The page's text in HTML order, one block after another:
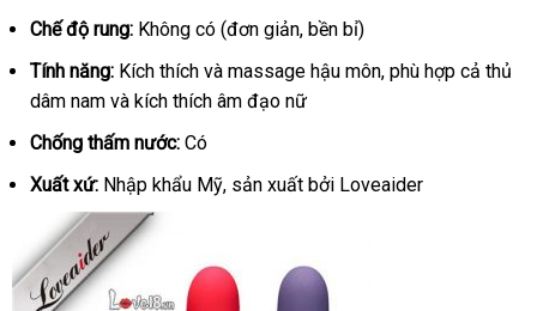
Chế độ rung: Không có (đơn giản, bền bỉ)
Tính năng: Kích thích và massage hậu môn, phù hợp cả thủ
dâm nam và kích thích âm đạo nữ
Chống thấm nước: Có
Xuất xứ: Nhập khẩu Mỹ, sản xuất bởi Loveaider